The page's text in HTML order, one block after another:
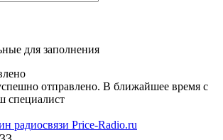
для заполнения
отправлено. В ближайшее время с
специалист